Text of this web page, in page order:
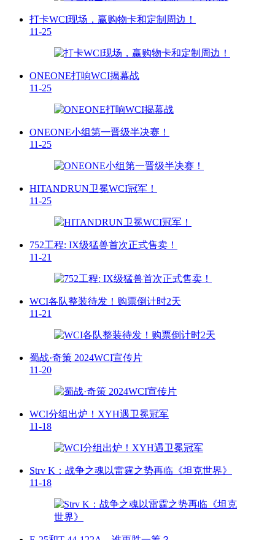
打卡WCI现场，赢购物卡和定制周边！
11-25
ONEONE打响WCI揭幕战
11-25
ONEONE小组第一晋级半决赛！
11-25
HITANDRUN卫冕WCI冠军！
11-25
752工程: IX级猛兽首次正式售卖！
11-21
WCI各队整装待发！购票倒计时2天
11-21
蜀战·奇策 2024WCI宣传片
11-20
WCI分组出炉！XYH遇卫冕冠军
11-18
Strv K：战争之魂以雷霆之势再临《坦克世界》
11-18